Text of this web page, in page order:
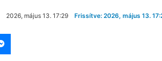
2026, május 13. 17:29 Frissítve: 2026, május 13.